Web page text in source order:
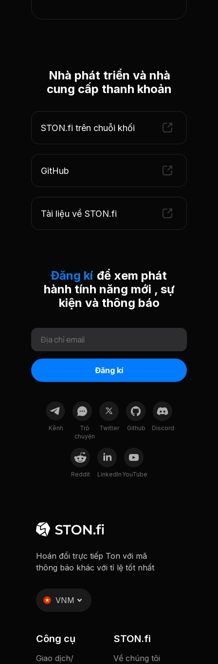
Nhà phát triển và nhà
cung cấp thanh khoản
Tài liệu về STON.fi
STON.fi trên chuỗi khối
GitHub
Đăng kí để xem phát
hành tính năng mới , sự
kiện và thông báo
Kênh
Trò
chuyện
Twitter Github Discord
Reddit
Đăng kí
Địa chỉ email
Đăng kí
LinkedIn YouTube
VNM
Hoán đổi trực tiếp Ton với mã
thông báo khác với tỉ lệ tốt nhất
Công cụ STON.fi
Giao dịch/
Về chúng tôi